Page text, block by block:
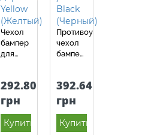
Чехол
бампер
для
Anomaly
X-Case
(с
кольцом-
держателем)
292.80
грн
Купить
Противоударный
чехол
бампер
Pro
(шторка
на
камеру)
для
392.64
грн
Купить